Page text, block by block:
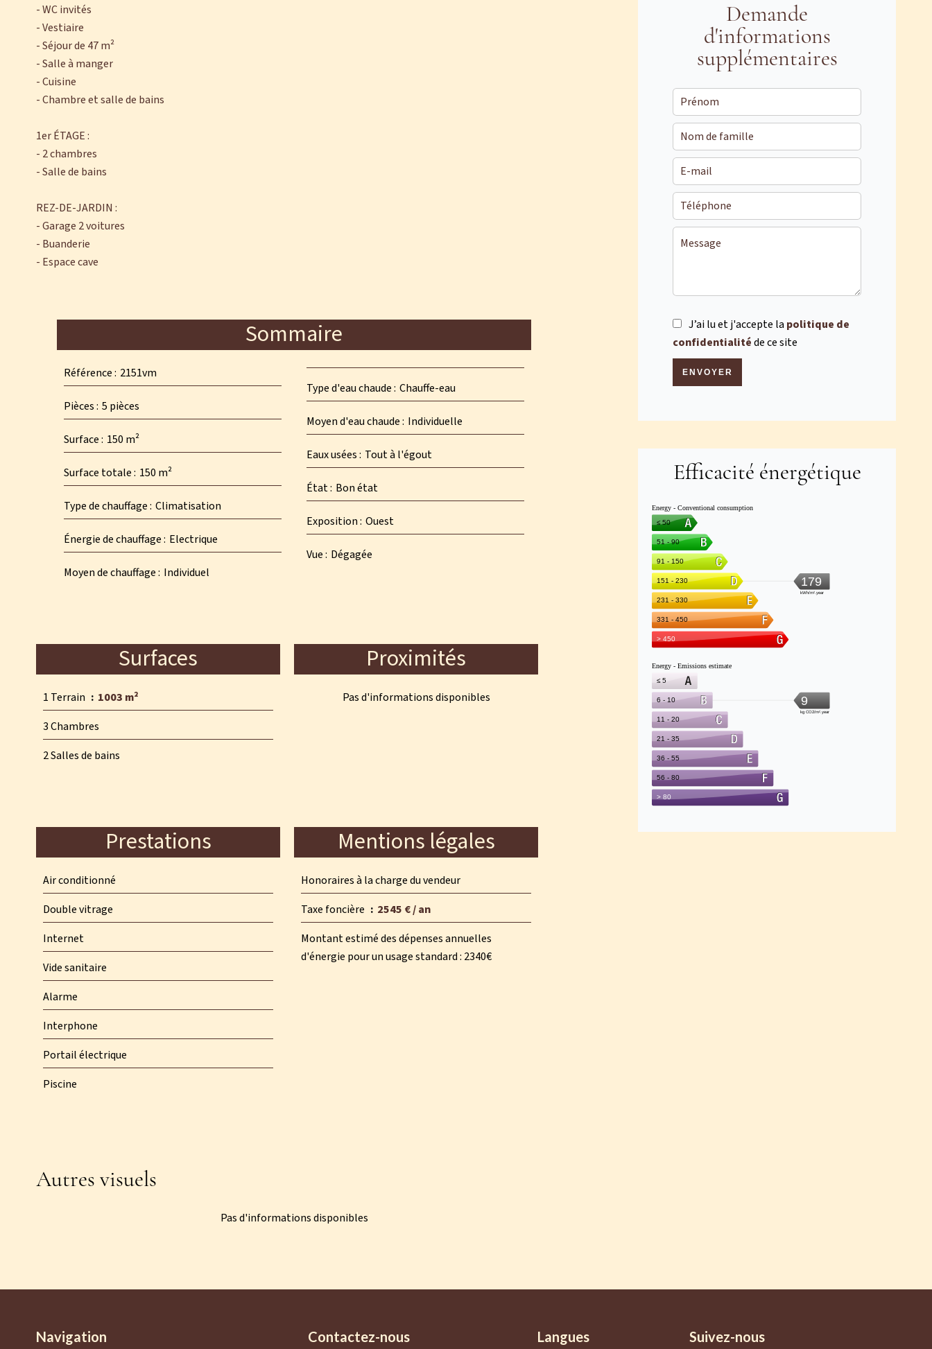
- WC invités
- Vestiaire
- Séjour de 47 m²
- Salle à manger
- Cuisine
- Chambre et salle de bains
1er ÉTAGE :
- 2 chambres
- Salle de bains
REZ-DE-JARDIN :
- Garage 2 voitures
- Buanderie
- Espace cave
Sommaire
Référence 2151vm
Pièces 5 pièces
Surface 150 m²
Surface totale 150 m²
Type de chauffage Climatisation
Énergie de chauffage Electrique
Moyen de chauffage Individuel
Type d'eau chaude Chauffe-eau
Moyen d'eau chaude Individuelle
Eaux usées Tout à l'égout
État Bon état
Exposition Ouest
Vue Dégagée
Surfaces
1 Terrain
1003 m²
3 Chambres
2 Salles de bains
Proximités
Pas d'informations disponibles
Prestations
Air conditionné
Double vitrage
Internet
Vide sanitaire
Alarme
Interphone
Portail électrique
Piscine
Mentions légales
Honoraires à la charge du vendeur
Taxe foncière
2545 € / an
Montant estimé des dépenses annuelles
d'énergie pour un usage standard : 2340€
Autres visuels
Pas d'informations disponibles
Demande
d'informations
supplémentaires
J’ai lu et j'accepte lapolitique de
confidentialitéde ce site
ENVOYER
Efficacité énergétique
Navigation Contactez-nous Langues Suivez-nous